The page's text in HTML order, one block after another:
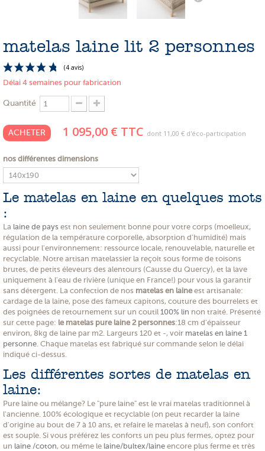
SLOW E-SHOP
A PROPOS
LE SHOWROOM
matelas laine lit 2 personnes
Délai 4 semaines pour fabrication
Quantité
ACHETER 1 095,00 € TTC dont 11,00 € d'éco-participation
nos différentes dimensions
Le matelas en laine en quelques mots
:
La laine de pays est non seulement bonne pour votre corps (moelleux,
régulation de la température corporelle, absorption d'humidité) mais
aussi pour l'environnement: ressource locale, renouvelable, naturelle et
recyclable. Notre artisan matelassier la reçoit sous forme de toisons
brutes, de petits éleveurs des alentours (Causse du Quercy), et la lave
uniquement à l'eau de rivière (unique en France!) pour vous la garantir
sans détergent. La confection de nos matelas en laine est artisanale:
cardage de la laine, pose des fameux capitons, couture des bourrelets et
des poignées de retournement sur un coutil 100% lin non traité. Présenté
sur cette page: le matelas pure laine 2 personnes:18 cm d'épaisseur
environ, 8kg de laine par m2. Largeurs 120 et -, voir matelas en laine 1
personne . Chaque matelas est fabriqué sur commande selon le délai
indiqué ci-dessus.
Les différentes sortes de matelas en
laine:
Pure laine ou mélange? Le "pure laine" est le vrai matelas traditionnel à
l'ancienne. 100% écologique et recyclable (on peut recarder la laine
d'origine au bout de 7 à 10 ans, et refaire le matelas à neuf), son confort
est souple. Si vous préférez les conforts un peu plus fermes, optez pour
un laine /coton, ou même le laine/bultex/laine encore plus ferme et très